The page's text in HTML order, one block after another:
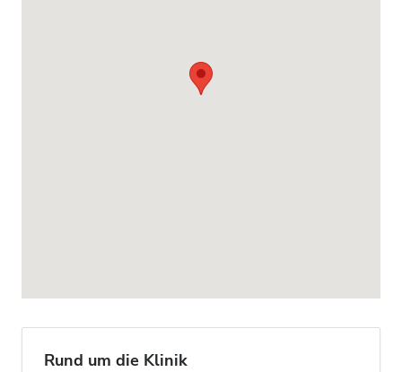
Rund um die Klinik